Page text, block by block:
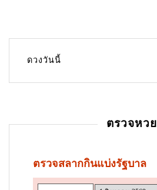
i
ดวงวันนี้
ตรวจหวย